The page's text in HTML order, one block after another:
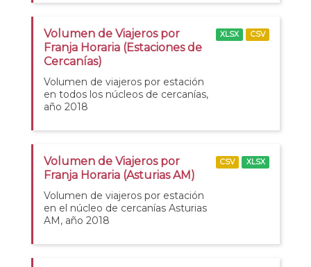
Volumen de Viajeros por
Franja Horaria (Estaciones de
Cercanías)
Volumen de viajeros por estación
en todos los núcleos de cercanías,
año 2018
XLSX CSV
Volumen de Viajeros por
Franja Horaria (Asturias AM)
Volumen de viajeros por estación
en el núcleo de cercanías Asturias
AM, año 2018
CSV XLSX